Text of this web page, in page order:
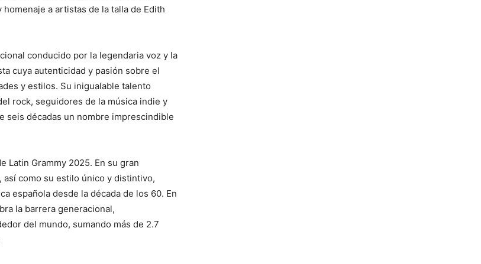
homenaje a artistas de la talla de Edith
conducido por la legendaria voz y la
cuya autenticidad y pasión sobre el
y estilos. Su inigualable talento
rock, seguidores de la música indie y
seis décadas un nombre imprescindible
Latin Grammy 2025. En su gran
como su estilo único y distintivo,
española desde la década de los 60. En
la barrera generacional,
del mundo, sumando más de 2.7